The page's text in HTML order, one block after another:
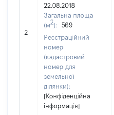
2
22.08.2018
Загальна площа
(м2):
569
Реєстраційний
номер
(кадастровий
номер для
земельної
ділянки):
[Конфіденційна
інформація]